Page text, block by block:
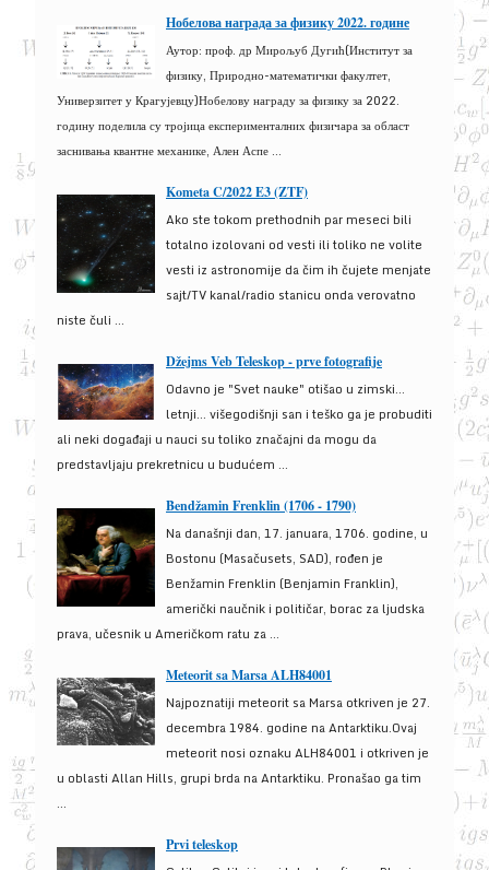
Нобелова награда за физику 2022. године
Аутор: проф. др Мирољуб Дугић(Институт за
физику, Природно-математички факултет,
Универзитет у Крагујевцу)Нобелову награду за физику за 2022.
годину поделила су тројица експерименталних физичара за област
заснивања квантне механике, Ален Аспе ...
Kometa C/2022 E3 (ZTF)
Ako ste tokom prethodnih par meseci bili
totalno izolovani od vesti ili toliko ne volite
vesti iz astronomije da čim ih čujete menjate
sajt/TV kanal/radio stanicu onda verovatno
niste čuli ...
Džejms Veb Teleskop - prve fotografije
Odavno je "Svet nauke" otišao u zimski...
letnji... višegodišnji san i teško ga je probuditi
ali neki događaji u nauci su toliko značajni da mogu da
predstavljaju prekretnicu u budućem ...
Bendžamin Frenklin (1706 - 1790)
Na današnji dan, 17. januara, 1706. godine, u
Bostonu (Masačusets, SAD), rođen je
Benžamin Frenklin (Benjamin Franklin),
američki naučnik i političar, borac za ljudska
prava, učesnik u Američkom ratu za ...
Meteorit sa Marsa ALH84001
Najpoznatiji meteorit sa Marsa otkriven je 27.
decembra 1984. godine na Antarktiku.Ovaj
meteorit nosi oznaku ALH84001 i otkriven je
u oblasti Allan Hills, grupi brda na Antarktiku. Pronašao ga tim
...
Prvi teleskop